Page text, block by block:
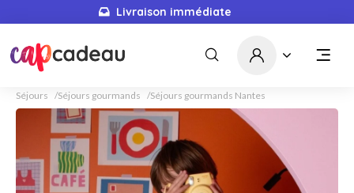
Livraison immédiate
Séjours Séjours gourmands Séjours gourmands Nantes